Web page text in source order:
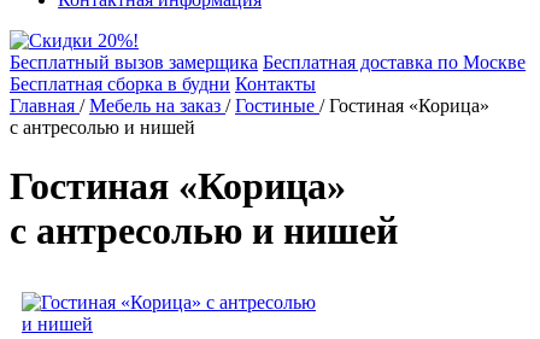
Бесплатный вызов замерщика Бесплатная доставка по Москве
Бесплатная сборка в будни Контакты
Главная /Мебель на заказ /Гостиные /Гостиная «Корица»
с антресолью и нишей
Гостиная «Корица»
с антресолью и нишей